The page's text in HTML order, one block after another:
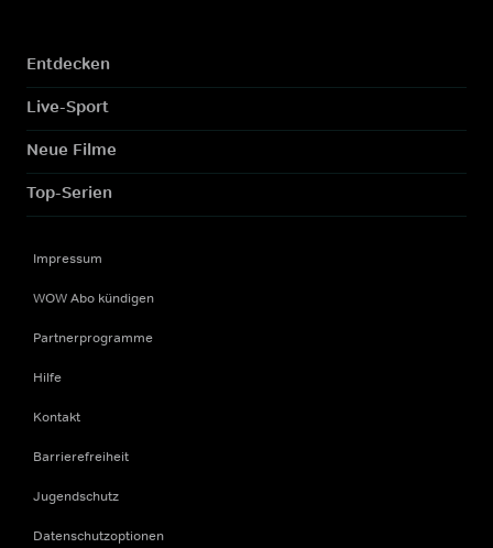
Entdecken
Live-Sport
Neue Filme
Top-Serien
Impressum
WOW Abo kündigen
Partnerprogramme
Hilfe
Kontakt
Barrierefreiheit
Jugendschutz
Datenschutzoptionen